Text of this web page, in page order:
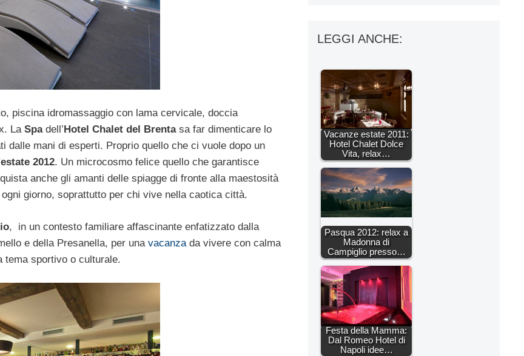
piscina idromassaggio con lama cervicale, doccia
LaSpadell’Hotel Chalet del Brenta sa far dimenticare lo
mani di esperti. Proprio quello che ci vuole dopo un
estate 2012. Un microcosmo felice quello che garantisce
anche gli amanti delle spiagge di fronte alla maestosità
giorno, soprattutto per chi vive nella caotica città.
, in un contesto familiare affascinante enfatizzato dalla
e della Presanella, per una vacanza da vivere con calma
tema sportivo o culturale.
LEGGI ANCHE:
Vacanze estate 2011:
Hotel Chalet Dolce
Vita, relax…
Pasqua 2012: relax a
Madonna di
Campiglio presso…
Festa della Mamma:
Dal Romeo Hotel di
Napoli idee…